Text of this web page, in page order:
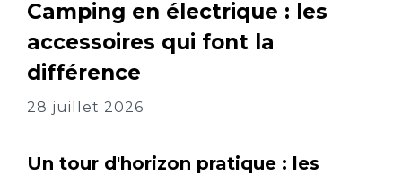
Camping en électrique : les
accessoires qui font la
différence
28 juillet 2026
Un tour d'horizon pratique : les